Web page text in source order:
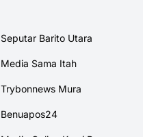
Seputar Barito Utara
Media Sama Itah
Trybonnews Mura
Benuapos24